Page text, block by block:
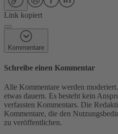
Link kopiert
Kommentare
Schreibe einen Kommentar
Alle Kommentare werden
etwas dauern. Es besteht kein
verfassten Kommentars. Die
Kommentare, die den
zu veröffentlichen.